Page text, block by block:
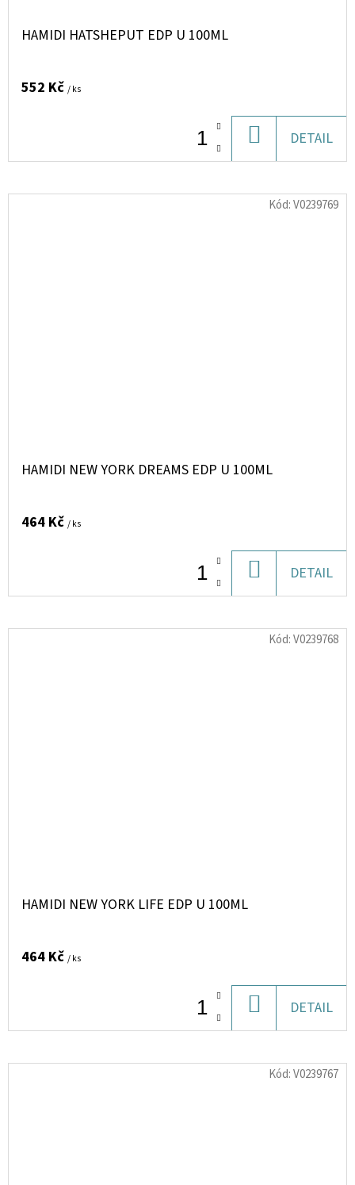
HAMIDI HATSHEPUT EDP U 100ML
552 Kč / ks
KOŠÍKU
DETAIL
HAMIDI NEW YORK DREAMS EDP U 100ML
464 Kč / ks
KOŠÍKU
DETAIL
Kód:V0239769
HAMIDI NEW YORK LIFE EDP U 100ML
464 Kč / ks
KOŠÍKU
DETAIL
Kód:V0239768
Kód:V0239767